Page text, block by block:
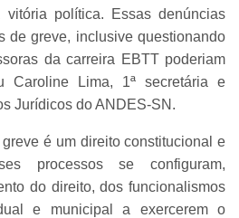
vitória política. Essas denúncias
de greve, inclusive questionando
da carreira EBTT poderiam
Caroline Lima, 1ª secretária e
Jurídicos do ANDES-SN.
é um direito constitucional e
processos se configuram,
do direito, dos funcionalismos
e municipal a exercerem o